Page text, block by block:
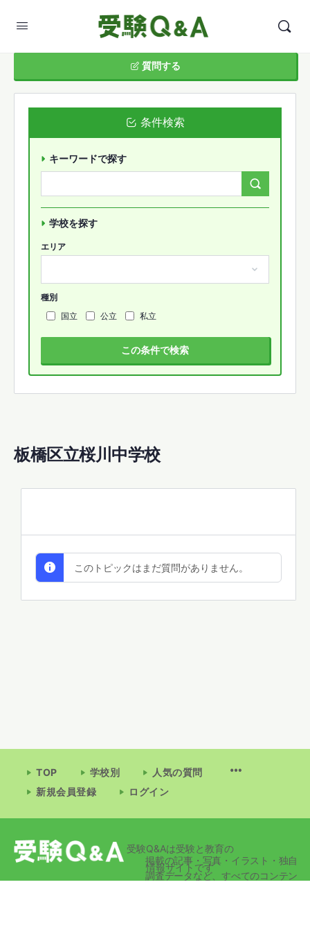
板橋区立桜川中学校
このトピックはまだ質問がありません。
質問する
条件検索
キーワードで探す
学校を探す
エリア
種別
国立
公立 私立
この条件で検索
TOP 学校別
人気の質問
新規会員登録
ログイン
受験Q&Aは受験と教育の
情報サイトです
掲載の記事・写真・イラスト・独自
調査データなど、すべてのコンテン